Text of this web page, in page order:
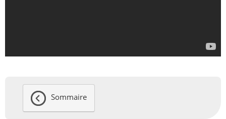
Sommaire